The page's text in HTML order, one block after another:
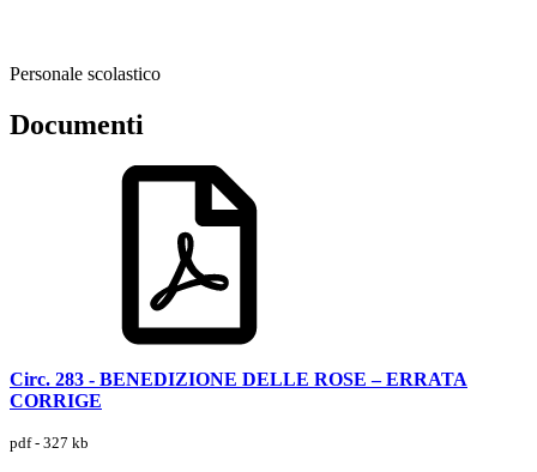
Personale scolastico
Documenti
Circ. 283 - BENEDIZIONE DELLE ROSE – ERRATA
CORRIGE
pdf - 327 kb